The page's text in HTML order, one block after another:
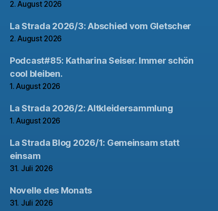
2. August 2026
La Strada 2026/3: Abschied vom Gletscher
2. August 2026
Podcast#85: Katharina Seiser. Immer schön
cool bleiben.
1. August 2026
La Strada 2026/2: Altkleidersammlung
1. August 2026
La Strada Blog 2026/1: Gemeinsam statt
einsam
31. Juli 2026
Novelle des Monats
31. Juli 2026